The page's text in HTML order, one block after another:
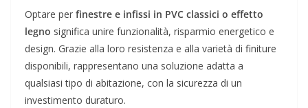
Optare per finestre e infissi in PVC classici o effetto
legno significa unire funzionalità, risparmio energetico e
design. Grazie alla loro resistenza e alla varietà di finiture
disponibili, rappresentano una soluzione adatta a
qualsiasi tipo di abitazione, con la sicurezza di un
investimento duraturo.